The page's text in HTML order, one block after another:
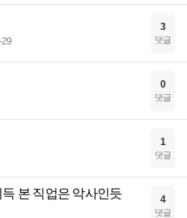
3
댓글
0
댓글
1
댓글
본 직업은 악사인듯 4
댓글